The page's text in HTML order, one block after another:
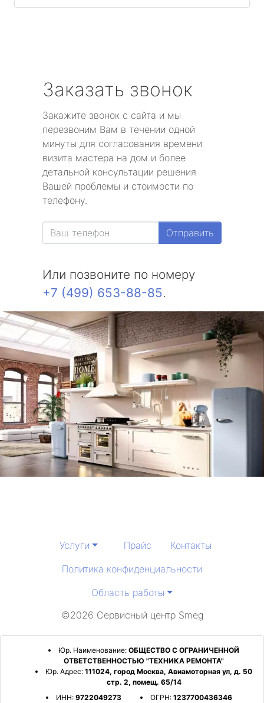
метро Царицыно
метро Электрозаводская
метро Юго-Западная
метро Теплый стан
метро Цветной бульвар
метро Шаболовская
метро Чертановская
метро Борисово
метро Арбатская
метро Белорусская
метро Ясенево
метро Александровский сад
метро Добрынинская
метро Авиаматорная
метро Южная
Заказать звонок
Закажите звонок с сайта и мы
перезвоним Вам в течении одной
минуты для согласования времени
визита мастера на дом и более
детальной консультации решения
Вашей проблемы и стоимости по
телефону.
Отправить
Или позвоните по номеру
+7 (499) 653-88-85.
Услуги Прайс
Контакты
Политика конфиденциальности
Область работы
©2026 Сервисный центр Smeg
Юр. Наименование: ОБЩЕСТВО С ОГРАНИЧЕННОЙ
ОТВЕТСТВЕННОСТЬЮ "ТЕХНИКА РЕМОНТА"
Юр. Адрес: 111024, город Москва, Авиамоторная ул, д. 50
стр. 2, помещ. 65/14
ИНН: 9722049273 ОГРН: 1237700436346